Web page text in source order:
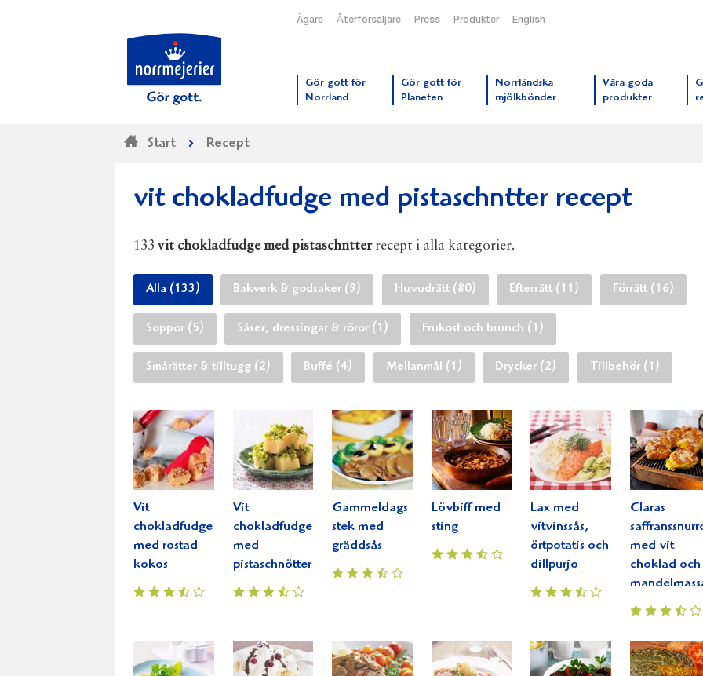
Ägare Återförsäljare Press Produkter English
Gör gott för
Norrland
Gör gott för
Planeten
Norrländska
mjölkbönder
Våra goda
produkter
Start Recept
vit chokladfudge med pistaschntter recept
133 vit chokladfudge med pistaschntterrecept i alla kategorier.
Alla (133) Bakverk & godsaker (9) Huvudrätt (80) Efterrätt (11) Förrätt (16)
Soppor (5) Såser, dressingar & röror (1) Frukost och brunch (1)
Smårätter & tilltugg (2) Buffé (4) Mellanmål (1) Drycker (2) Tillbehör (1)
Vit
chokladfudge
med rostad
kokos
Vit
chokladfudge
med
pistaschnötter
Gammeldags
stek med
gräddsås
Lövbiff med
sting
Lax med
vitvinssås,
örtpotatis och
dillpurjo
Claras
med vit
choklad och